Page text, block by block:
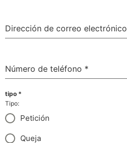
Dirección de correo electrónico
Número de teléfono *
tipo *
Tipo:
Petición
Queja